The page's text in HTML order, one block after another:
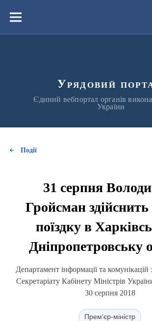
вмістуМеню
Урядовий
Єдиний вебпортал органів
України
Події
31 серпня
Гройсман
поїздку в
Дніпропетровську
Департамент інформації та комунікацій
Секретаріату Кабінету Міністрів
30 серпня 2018
Прем'єр-міністр